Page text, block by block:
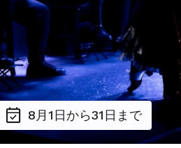
8月1日から31日まで